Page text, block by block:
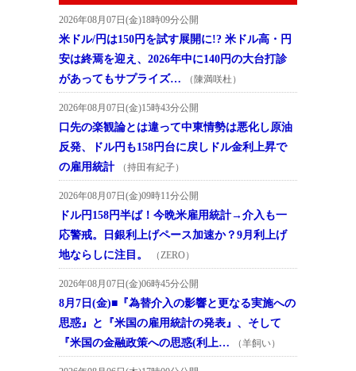
2026年08月07日(金)18時09分公開
米ドル/円は150円を試す展開に!? 米ドル高・円
安は終焉を迎え、2026年中に140円の大台打診
があってもサプライズ…
（陳満咲杜）
2026年08月07日(金)15時43分公開
口先の楽観論とは違って中東情勢は悪化し原油
反発、ドル円も158円台に戻しドル金利上昇で
の雇用統計
（持田有紀子）
2026年08月07日(金)09時11分公開
ドル円158円半ば！今晩米雇用統計→介入も一
応警戒。日銀利上げペース加速か？9月利上げ
地ならしに注目。
（ZERO）
2026年08月07日(金)06時45分公開
8月7日(金)■『為替介入の影響と更なる実施への
思惑』と『米国の雇用統計の発表』、そして
『米国の金融政策への思惑(利上…
（羊飼い）